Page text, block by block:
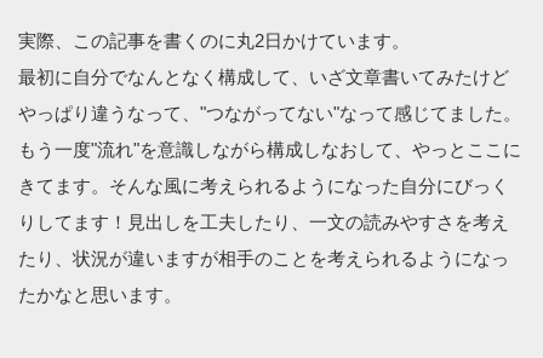
実際、この記事を書くのに丸2日かけています。
最初に自分でなんとなく構成して、いざ文章書いてみたけど
やっぱり違うなって、"つながってない"なって感じてました。
もう一度"流れ"を意識しながら構成しなおして、やっとここに
きてます。そんな風に考えられるようになった自分にびっく
りしてます！見出しを工夫したり、一文の読みやすさを考え
たり、状況が違いますが相手のことを考えられるようになっ
たかなと思います。